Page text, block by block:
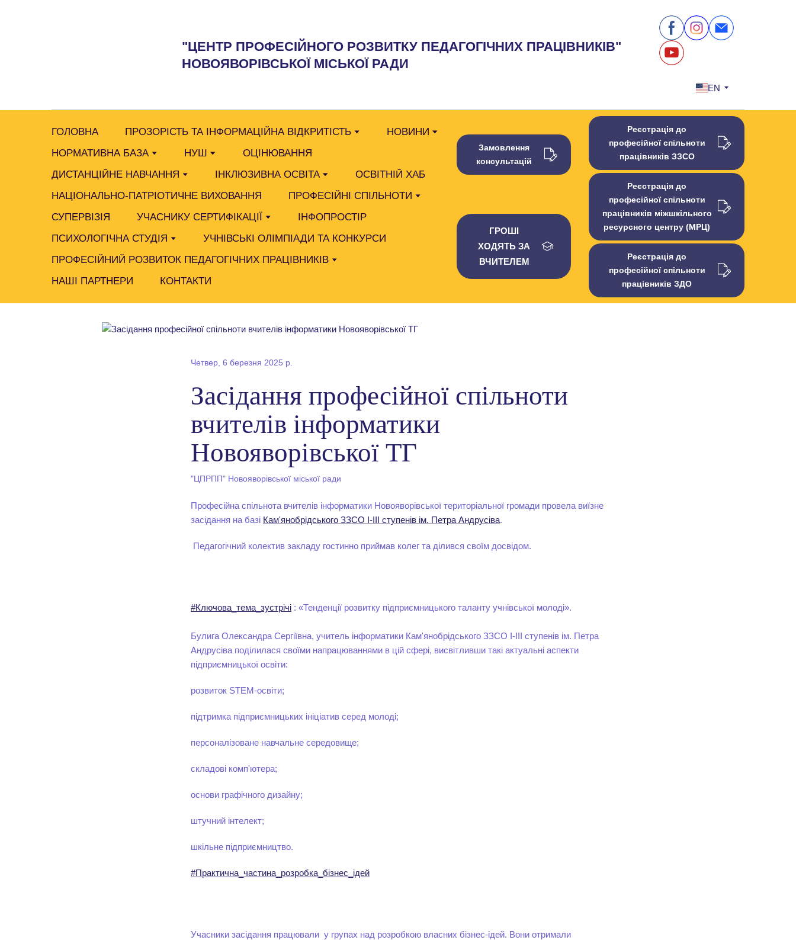
"ЦЕНТР ПРОФЕСІЙНОГО РОЗВИТКУ ПЕДАГОГІЧНИХ ПРАЦІВНИКІВ"
НОВОЯВОРІВСЬКОЇ МІСЬКОЇ РАДИ
EN
ГОЛОВНА ПРОЗОРІСТЬ ТА ІНФОРМАЦІЙНА ВІДКРИТІСТЬ
НОВИНИ
НОРМАТИВНА БАЗА
НУШ
ОЦІНЮВАННЯ
ДИСТАНЦІЙНЕ НАВЧАННЯ
ІНКЛЮЗИВНА ОСВІТА
ОСВІТНІЙ ХАБ
НАЦІОНАЛЬНО-ПАТРІОТИЧНЕ ВИХОВАННЯ
ПРОФЕСІЙНІ СПІЛЬНОТИ
СУПЕРВІЗІЯ
УЧАСНИКУ СЕРТИФІКАЦІЇ
ІНФОПРОСТІР
ПСИХОЛОГІЧНА СТУДІЯ
УЧНІВСЬКІ ОЛІМПІАДИ ТА КОНКУРСИ
ПРОФЕСІЙНИЙ РОЗВИТОК ПЕДАГОГІЧНИХ ПРАЦІВНИКІВ
НАШІ ПАРТНЕРИ
КОНТАКТИ
Замовлення
консультацій
ГРОШІ
ХОДЯТЬ ЗА
ВЧИТЕЛЕМ
Реєстрація до
професійної спільноти
працівників ЗЗСО
Реєстрація до
професійної спільноти
працівників міжшкільного
ресурсного центру (МРЦ)
Реєстрація до
професійної спільноти
працівників ЗДО
Четвер, 6 березня 2025 р.
Засідання професійної спільноти
вчителів інформатики
Новояворівської ТГ
"ЦПРПП" Новояворівської міської ради
Професійна спільнота вчителів інформатики Новояворівської територіальної громади провела виїзне
засідання на базі Кам'янобрідського ЗЗСО І-ІІІ ступенів ім. Петра Андрусіва.
Педагогічний колектив закладу гостинно приймав колег та ділився своїм досвідом.
#Ключова_тема_зустрічі : «Тенденції розвитку підприємницького таланту учнівської молоді».
Булига Олександра Сергіївна, учитель інформатики Кам'янобрідського ЗЗСО І-ІІІ ступенів ім. Петра
Андрусіва поділилася своїми напрацюваннями в цій сфері, висвітливши такі актуальні аспекти
підприємницької освіти:
розвиток STEM-освіти;
підтримка підприємницьких ініціатив серед молоді;
персоналізоване навчальне середовище;
складові комп'ютера;
основи графічного дизайну;
штучний інтелект;
шкільне підприємництво.
#Практична_частина_розробка_бізнес_ідей
Учасники засідання працювали у групах над розробкою власних бізнес-ідей. Вони отримали